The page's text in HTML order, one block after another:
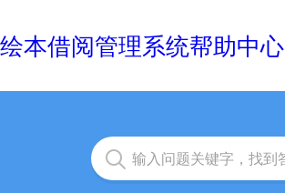
绘本借阅管理系统帮助中心